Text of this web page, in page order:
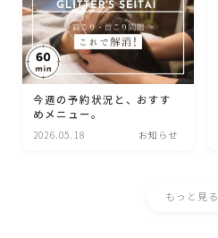
今週の予約状況と、おすす
めメニュー。
2026.05.18 お知らせ
もっと見る